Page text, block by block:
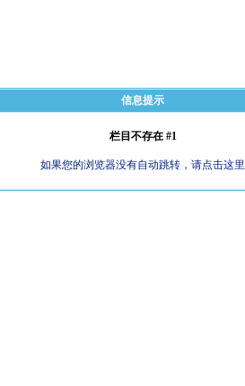
信息提示
栏目不存在 #1
如果您的浏览器没有自动跳转，请点击这里